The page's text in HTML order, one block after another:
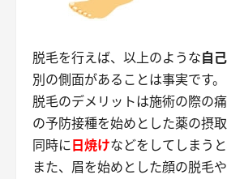
脱毛を行えば、以上のような自
別の側面があることは事実です。
脱毛のデメリットは施術の際の
の予防接種を始めとした薬の摂
同時に日焼けなどをしてしまう
また、眉を始めとした顔の脱毛